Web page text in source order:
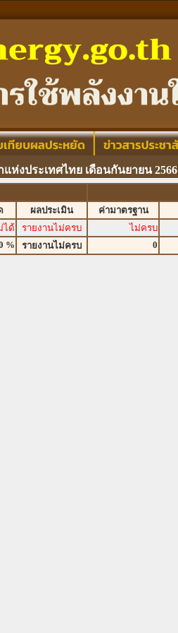
ห่งประเทศไทย เดือนกันยายน 2566
ผลประเมิน ค่ามาตรฐาน
ได้ รายงานไม่ครบ ไม่ครบ
% รายงานไม่ครบ 0